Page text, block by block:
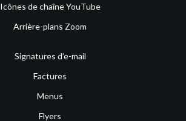
Icônes de chaîne YouTube
Arrière-plans Zoom
Signatures d’e-mail
Factures
Menus
Flyers